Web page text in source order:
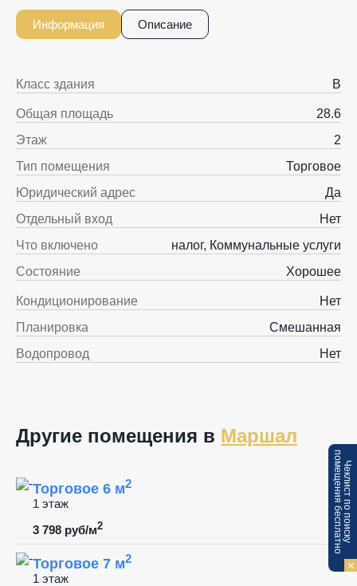
Информация Описание
Класс здания B
Общая площадь
28.6
Этаж
2
Тип помещения
Торговое
Юридический адрес
Да
Отдельный вход
Нет
Что включено
налог, Коммунальные услуги
Состояние
Хорошее
Кондиционирование
Нет
Планировка
Смешанная
Водопровод
Нет
Другие помещения в Маршал
Торговое 6 м2
1 этаж
3 798 руб/м2
Торговое 7 м2
1 этаж
Ч
е
к
л
и
с
т
п
о
п
о
и
с
к
у
по
м
е
щ
е
н
и
я
б
е
с
п
л
а
т
н
о
×